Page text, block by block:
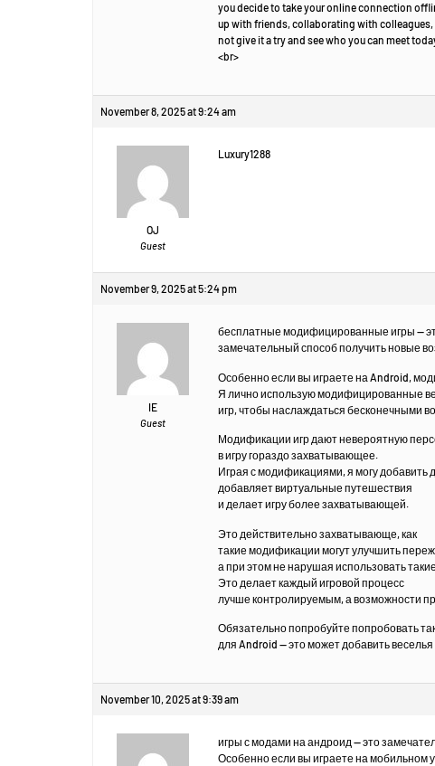
you decide to take your online connection
up with friends, collaborating with
not give it a try and see who you can meet
<br>
November 8, 2025 at 9:24 am
OJ
Guest
Luxury1288
November 9, 2025 at 5:24 pm
IE
Guest
бесплатные модифицированные игры —
замечательный способ получить новые
Особенно если вы играете на Android,
Я лично использую модифицированные
игр, чтобы наслаждаться бесконечными
Модификации игр дают невероятную
в игру гораздо захватывающее.
Играя с модификациями, я могу
добавляет виртуальные путешествия
и делает игру более захватывающей.
Это действительно захватывающе, как
такие модификации могут улучшить
а при этом не нарушая использовать
Это делает каждый игровой процесс
лучше контролируемым, а возможности
Обязательно попробуйте попробовать
для Android — это может добавить веселья
November 10, 2025 at 9:39 am
игры с модами на андроид — это
Особенно если вы играете на мобильном